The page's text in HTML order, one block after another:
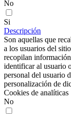
No
Si
Descripción
Son aquellas que
a los usuarios del
recopilan
identificar al usuario
personal del usuario
personalización de
Cookies de analíticas
No